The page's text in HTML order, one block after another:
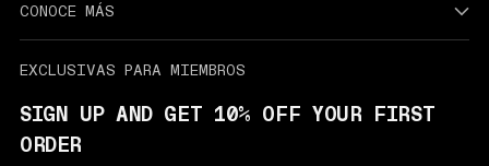
CONOCE MÁS
EXCLUSIVAS PARA MIEMBROS
SIGN UP AND GET 10% OFF YOUR FIRST
ORDER